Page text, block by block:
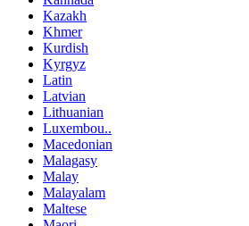
Kazakh
Khmer
Kurdish
Kyrgyz
Latin
Latvian
Lithuanian
Luxembou..
Macedonian
Malagasy
Malay
Malayalam
Maltese